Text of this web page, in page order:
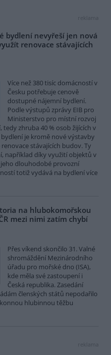
reklama
bydlení nevyřeší jen nová
renovace stávajících
Více než 380 tisíc domácností v
Česku potřebuje cenově
dostupné nájemní bydlení.
Podle výstupů zprávy EIB pro
Ministerstvo pro místní rozvoj
zhruba 40 % osob žijících v
je kromě nové výstavby
stávajících budov. Ty
například díky využití objektů v
dlouhodobé provozní
totiž vydává na bydlení více
na hlubokomořskou
mezi nimi zatím chybí
Přes víkend skončilo 31. Valné
shromáždění Mezinárodního
úřadu pro mořské dno (ISA),
kde měla své zastoupení i
Česká republika. Zasedání
členských států nepodařilo
hlubinnou těžbu
reklama